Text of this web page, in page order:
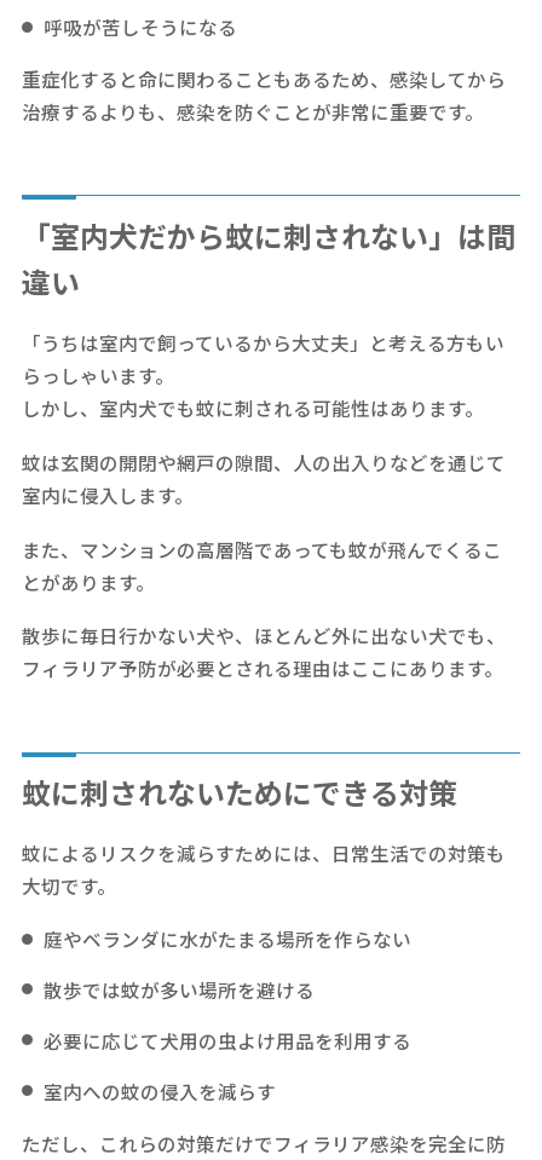
呼吸が苦しそうになる
重症化すると命に関わることもあるため、感染してから
治療するよりも、感染を防ぐことが非常に重要です。
「室内犬だから蚊に刺されない」は間
違い
「うちは室内で飼っているから大丈夫」と考える方もい
らっしゃいます。
しかし、室内犬でも蚊に刺される可能性はあります。
蚊は玄関の開閉や網戸の隙間、人の出入りなどを通じて
室内に侵入します。
また、マンションの高層階であっても蚊が飛んでくるこ
とがあります。
散歩に毎日行かない犬や、ほとんど外に出ない犬でも、
フィラリア予防が必要とされる理由はここにあります。
蚊に刺されないためにできる対策
蚊によるリスクを減らすためには、日常生活での対策も
大切です。
庭やベランダに水がたまる場所を作らない
散歩では蚊が多い場所を避ける
必要に応じて犬用の虫よけ用品を利用する
室内への蚊の侵入を減らす
ただし、これらの対策だけでフィラリア感染を完全に防